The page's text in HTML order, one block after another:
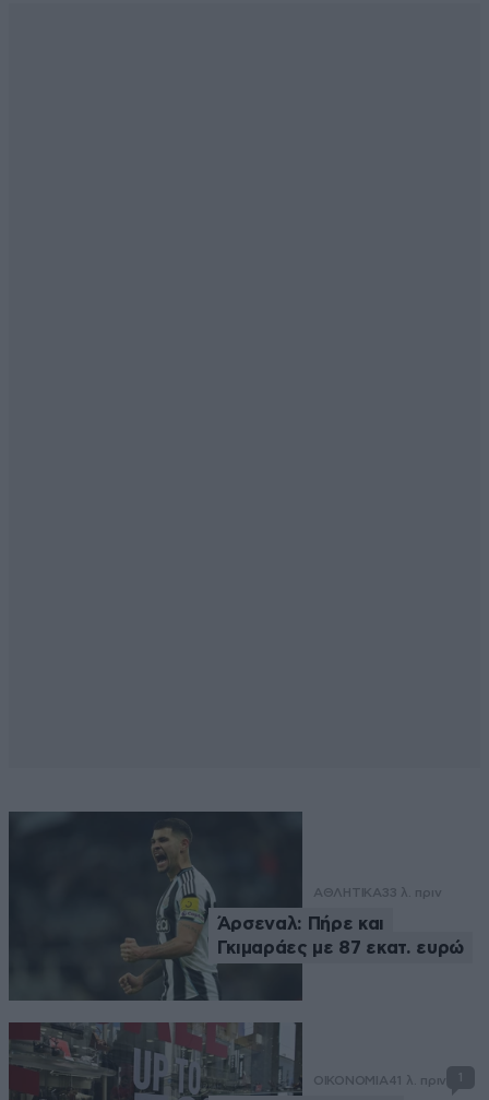
ΑΘΛΗΤΙΚΑ33 λ. πριν
Άρσεναλ: Πήρε και
Γκιμαράες με 87 εκατ. ευρώ
ΟΙΚΟΝΟΜΙΑ41 λ. πριν